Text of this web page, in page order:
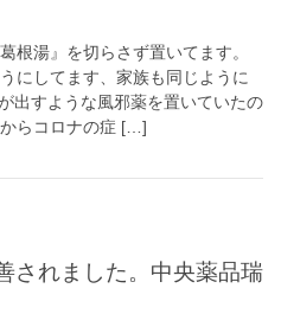
湯』を切らさず置いてます。
にしてます、家族も同じように
出すような風邪薬を置いていたの
らコロナの症 […]